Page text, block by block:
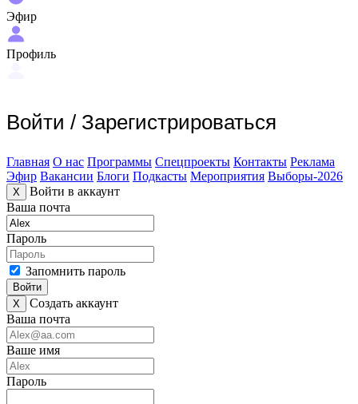
Эфир
Профиль
Войти / Зарегистрироваться
Главная О нас Программы Спецпроекты Контакты Реклама
Эфир Вакансии Блоги Подкасты Мероприятия Выборы-2026
X
Войти в аккаунт
Ваша почта
Пароль
Запомнить пароль
Войти
X
Создать аккаунт
Ваша почта
Ваше имя
Пароль